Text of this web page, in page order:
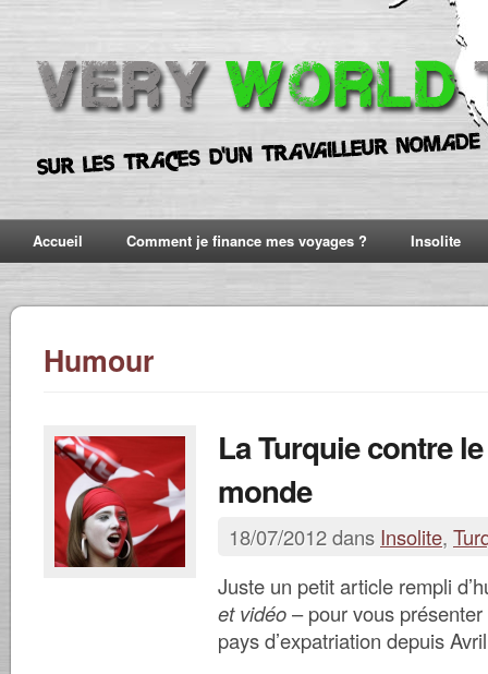
Accueil Comment je finance mes voyages ? Insolite
Humour
La Turquie contre
monde
18/07/2012 dans Insolite,
Juste un petit article rempli
et vidéo– pour vous
pays d’expatriation depuis